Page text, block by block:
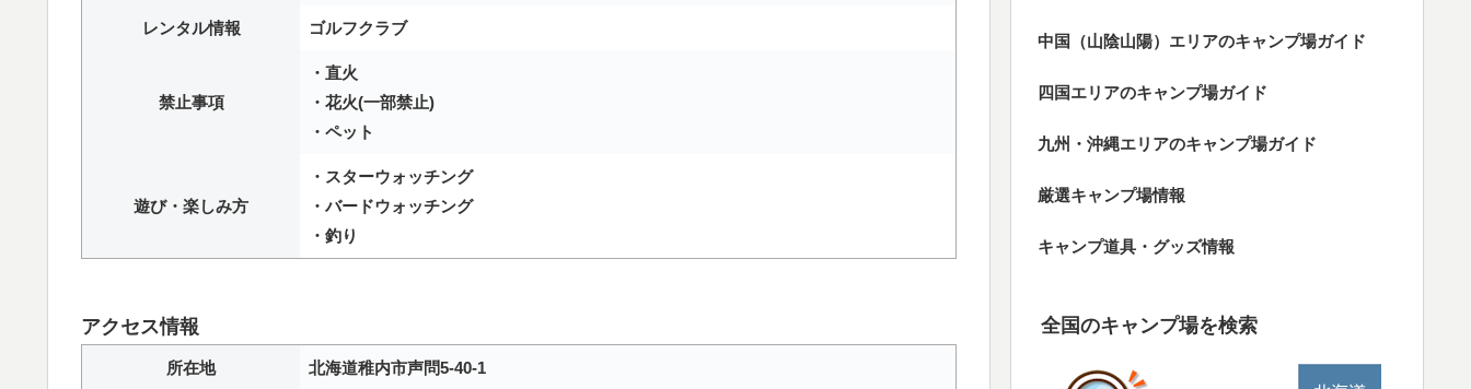
レンタル情報 ゴルフクラブ
禁止事項
・直火
・花火(一部禁止)
・ペット
遊び・楽しみ方
・スターウォッチング
・バードウォッチング
・釣り
アクセス情報
所在地 北海道稚内市声問5-40-1
中国（山陰山陽）エリアのキャンプ場ガイド
四国エリアのキャンプ場ガイド
九州・沖縄エリアのキャンプ場ガイド
厳選キャンプ場情報
キャンプ道具・グッズ情報
全国のキャンプ場を検索